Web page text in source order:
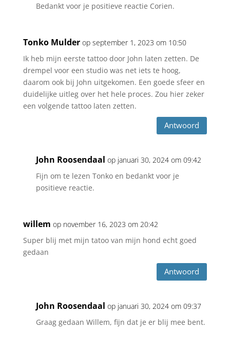
Bedankt voor je positieve reactie Corien.
Tonko Mulder op september 1, 2023 om 10:50
Ik heb mijn eerste tattoo door John laten zetten. De
drempel voor een studio was net iets te hoog,
daarom ook bij John uitgekomen. Een goede sfeer en
duidelijke uitleg over het hele proces. Zou hier zeker
een volgende tattoo laten zetten.
Antwoord
John Roosendaal op januari 30, 2024 om 09:42
Fijn om te lezen Tonko en bedankt voor je
positieve reactie.
willem op november 16, 2023 om 20:42
Super blij met mijn tatoo van mijn hond echt goed
gedaan
Antwoord
John Roosendaal op januari 30, 2024 om 09:37
Graag gedaan Willem, fijn dat je er blij mee bent.